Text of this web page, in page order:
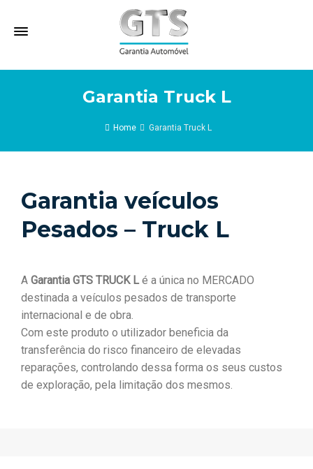
Garantia Truck L
Home Garantia Truck L
Garantia veículos
Pesados – Truck L
A Garantia GTS TRUCK Lé a única no MERCADO
destinada a veículos pesados de transporte
internacional e de obra.
Com este produto o utilizador beneficia da
transferência do risco financeiro de elevadas
reparações, controlando dessa forma os seus custos
de exploração, pela limitação dos mesmos.